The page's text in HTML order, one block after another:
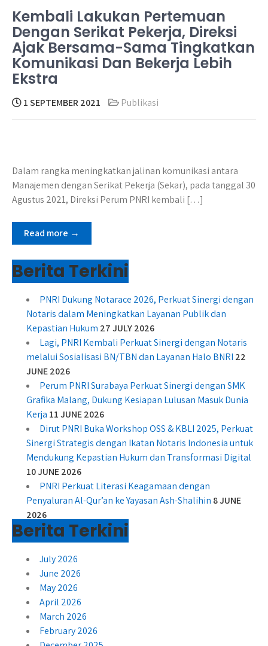
Kembali Lakukan Pertemuan
Dengan Serikat Pekerja, Direksi
Ajak Bersama-Sama Tingkatkan
Komunikasi Dan Bekerja Lebih
Ekstra
1 SEPTEMBER 2021 Publikasi
Dalam rangka meningkatkan jalinan komunikasi antara
Manajemen dengan Serikat Pekerja (Sekar), pada tanggal 30
Agustus 2021, Direksi Perum PNRI kembali […]
Read more →
Berita Terkini
PNRI Dukung Notarace 2026, Perkuat Sinergi dengan
Notaris dalam Meningkatkan Layanan Publik dan
Kepastian Hukum 27 JULY 2026
Lagi, PNRI Kembali Perkuat Sinergi dengan Notaris
melalui Sosialisasi BN/TBN dan Layanan Halo BNRI 22
JUNE 2026
Perum PNRI Surabaya Perkuat Sinergi dengan SMK
Grafika Malang, Dukung Kesiapan Lulusan Masuk Dunia
Kerja 11 JUNE 2026
Dirut PNRI Buka Workshop OSS & KBLI 2025, Perkuat
Sinergi Strategis dengan Ikatan Notaris Indonesia untuk
Mendukung Kepastian Hukum dan Transformasi Digital
10 JUNE 2026
PNRI Perkuat Literasi Keagamaan dengan
Penyaluran Al-Qur’an ke Yayasan Ash-Shalihin 8 JUNE
2026
Berita Terkini
July 2026
June 2026
May 2026
April 2026
March 2026
February 2026